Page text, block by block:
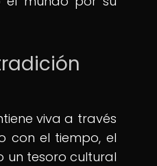
viva a través
con el tiempo, el
un tesoro cultural